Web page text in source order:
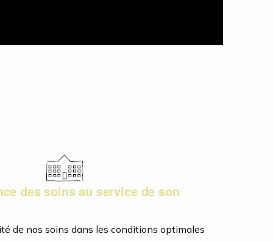
des soins au service de son
de nos soins dans les conditions optimales